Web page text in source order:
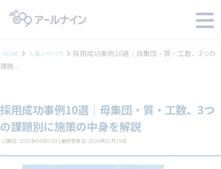
HOME 人事ノウハウ
採用成功事例10選｜母集団・質・工数、3つの
課題...
採用成功事例10選｜母集団・質・工数、3つ
の課題別に施策の中身を解説
公開日: 2025年06月02日 | 最終更新日: 2026年01月26日